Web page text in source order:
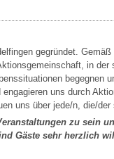
gegründet.
in
begegnen
uns durch
uns über jede/n, die/
zu sein
Gäste sehr herzlich